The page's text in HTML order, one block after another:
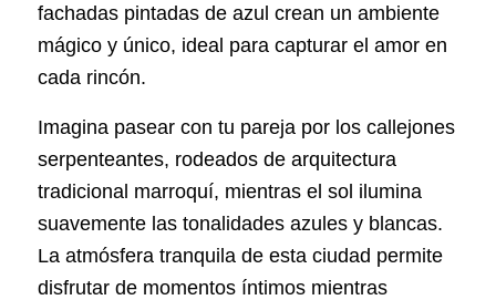
fachadas pintadas de azul crean un ambiente
mágico y único, ideal para capturar el amor en
cada rincón.
Imagina pasear con tu pareja por los callejones
serpenteantes, rodeados de arquitectura
tradicional marroquí, mientras el sol ilumina
suavemente las tonalidades azules y blancas.
La atmósfera tranquila de esta ciudad permite
disfrutar de momentos íntimos mientras